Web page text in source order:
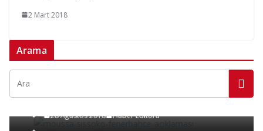
2 Mart 2018
Arama
Moussa Sissoko’la Bir İlişkimiz Yok!
28 Ağustos 2018 Haber Editörü